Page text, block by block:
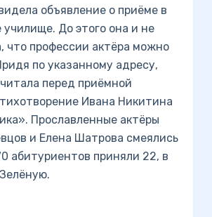
объявление о приёме в
училище. До этого она и не
что профессии актёра можно
по указанному адресу,
перед приёмной
Ивана Никитина
Прославленные актёры
и Елена Шатрова смеялись
абитуриентов приняли 22, в